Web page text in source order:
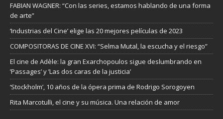
FABIAN WAGNER: “Con las series, estamos hablando de una forma
de arte”
‘Industrias del Cine’ elige las 20 mejores películas de 2023
COMPOSITORAS DE CINE XVI: “Selma Mutal, la escucha y el riesgo”
El cine de Adèle: la gran Exarchopoulos sigue deslumbrando en
’Passages’ y ’Las dos caras de la justicia’
‘Stockholm’, 10 años de la ópera prima de Rodrigo Sorogoyen
Rita Marcotulli, el cine y su música. Una relación de amor